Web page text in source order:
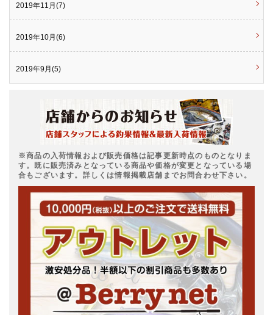
2019年11月(7)
2019年10月(6)
2019年9月(5)
※商品の入荷情報および販売価格は記事更新時点のものとなりま
す。既に販売済みとなっている商品や価格が変更となっている場
合もございます。詳しくは情報掲載店舗までお問合わせ下さい。